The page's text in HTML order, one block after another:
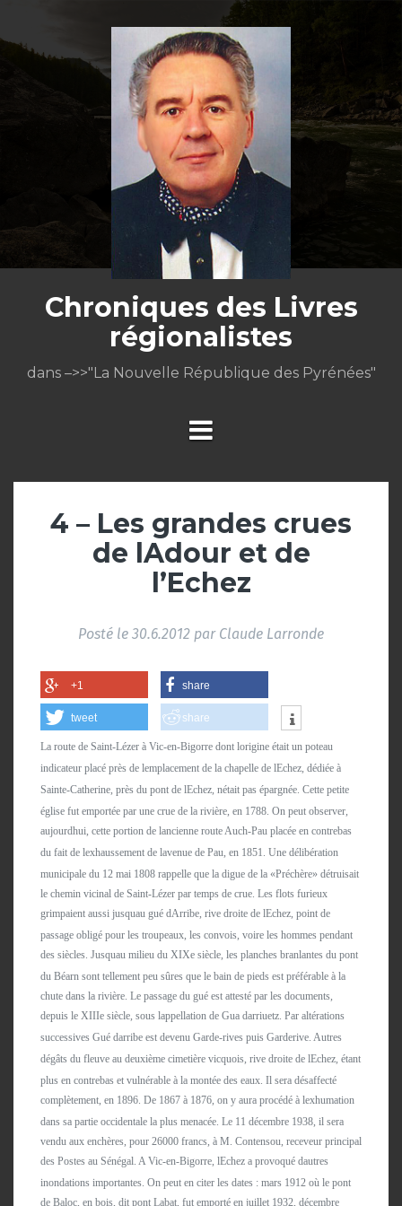
contenu
Chroniques des Livres
régionalistes
dans –>>"La Nouvelle République des Pyrénées"
4 – Les grandes crues
de lAdour et de
l’Echez
Posté le 30.6.2012 par Claude Larronde
+1 share
tweet share
La route de Saint-Lézer à Vic-en-Bigorre dont lorigine était un poteau
indicateur placé près de lemplacement de la chapelle de lEchez, dédiée à
Sainte-Catherine, près du pont de lEchez, nétait pas épargnée. Cette petite
église fut emportée par une crue de la rivière, en 1788. On peut observer,
aujourdhui, cette portion de lancienne route Auch-Pau placée en contrebas
du fait de lexhaussement de lavenue de Pau, en 1851. Une délibération
municipale du 12 mai 1808 rappelle que la digue de la «Préchère» détruisait
le chemin vicinal de Saint-Lézer par temps de crue. Les flots furieux
grimpaient aussi jusquau gué dArribe, rive droite de lEchez, point de
passage obligé pour les troupeaux, les convois, voire les hommes pendant
des siècles. Jusquau milieu du XIXe siècle, les planches branlantes du pont
du Béarn sont tellement peu sûres que le bain de pieds est préférable à la
chute dans la rivière. Le passage du gué est attesté par les documents,
depuis le XIIIe siècle, sous lappellation de Gua darriuetz. Par altérations
successives Gué darribe est devenu Garde-rives puis Garderive. Autres
dégâts du fleuve au deuxième cimetière vicquois, rive droite de lEchez, étant
plus en contrebas et vulnérable à la montée des eaux. Il sera désaffecté
complètement, en 1896. De 1867 à 1876, on y aura procédé à lexhumation
dans sa partie occidentale la plus menacée. Le 11 décembre 1938, il sera
vendu aux enchères, pour 26000 francs, à M. Contensou, receveur principal
des Postes au Sénégal. A Vic-en-Bigorre, lEchez a provoqué dautres
inondations importantes. On peut en citer les dates : mars 1912 où le pont
de Baloc, en bois, dit pont Labat, fut emporté en juillet 1932, décembre